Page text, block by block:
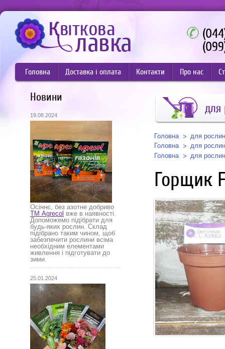
Головна Доставка і оплата Контакти Про нас
Новини
19.08.2024
Осіннє, без азотне добриво
ТМ Agrecol вже в наявності.
Допоможемо підібрати для
будь-яких рослин. Склад
підібрано таким чином, щоб
забезпечити рослини всіма
необхідним елементами
живлення і підготувати до
зими.
25.01.2024
для
Головна
для рослин
Головна
для рослин
Головна
для рослин
Горщик